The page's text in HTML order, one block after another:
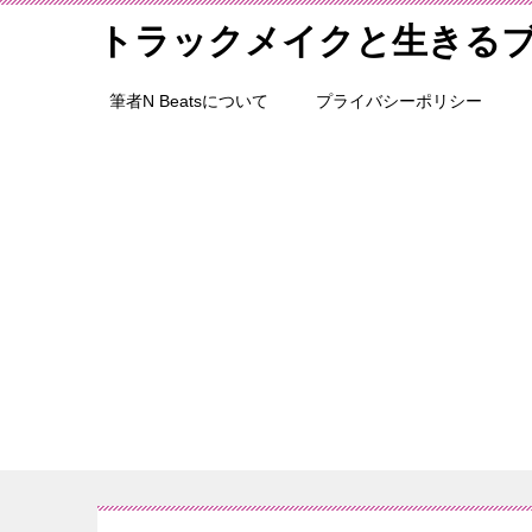
トラックメイクと生きる
筆者N Beatsについて プライバシーポリシー